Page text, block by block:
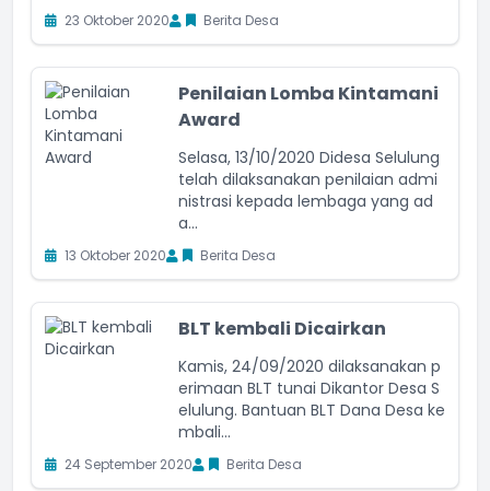
23 Oktober 2020 Berita Desa
Penilaian Lomba Kintamani
Award
Selasa, 13/10/2020 Didesa Selulung
telah dilaksanakan penilaian admi
nistrasi kepada lembaga yang ad
a...
13 Oktober 2020 Berita Desa
BLT kembali Dicairkan
Kamis, 24/09/2020 dilaksanakan p
erimaan BLT tunai Dikantor Desa S
elulung. Bantuan BLT Dana Desa ke
mbali...
24 September 2020 Berita Desa